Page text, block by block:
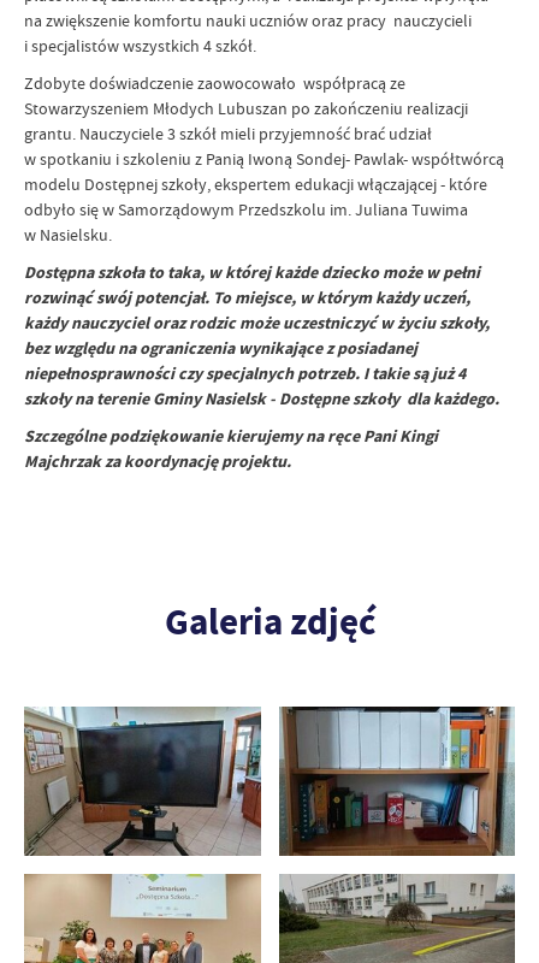
na zwiększenie komfortu nauki uczniów oraz pracy nauczycieli
i specjalistów wszystkich 4 szkół.
Zdobyte doświadczenie zaowocowało współpracą ze
Stowarzyszeniem Młodych Lubuszan po zakończeniu realizacji
grantu. Nauczyciele 3 szkół mieli przyjemność brać udział
w spotkaniu i szkoleniu z Panią Iwoną Sondej- Pawlak- współtwórcą
modelu Dostępnej szkoły, ekspertem edukacji włączającej - które
odbyło się w Samorządowym Przedszkolu im. Juliana Tuwima
w Nasielsku.
Dostępna szkoła to taka, w której każde dziecko może w pełni
rozwinąć swój potencjał. To miejsce, w którym każdy uczeń,
każdy nauczyciel oraz rodzic może uczestniczyć w życiu szkoły,
bez względu na ograniczenia wynikające z posiadanej
niepełnosprawności czy specjalnych potrzeb. I takie są już 4
szkoły na terenie Gminy Nasielsk - Dostępne szkoły dla każdego.
Szczególne podziękowanie kierujemy na ręce Pani Kingi
Majchrzak za koordynację projektu.
Galeria zdjęć